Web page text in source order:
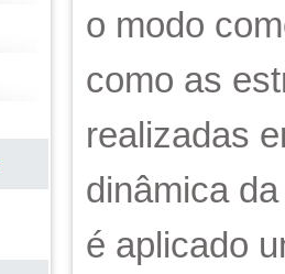
o modo
como as
realizadas
dinâmica
é aplicado